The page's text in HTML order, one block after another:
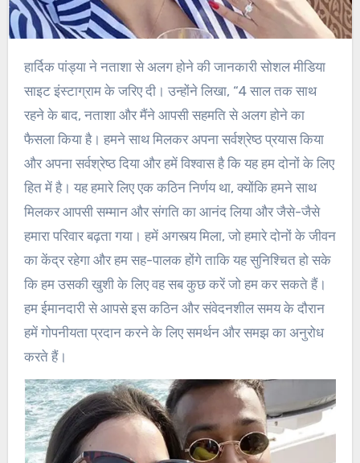
हार्दिक पांड्या ने नताशा से अलग होने की जानकारी सोशल मीडिया
साइट इंस्टाग्राम के जरिए दी। उन्होंने लिखा, “4 साल तक साथ
रहने के बाद, नताशा और मैंने आपसी सहमति से अलग होने का
फैसला किया है। हमने साथ मिलकर अपना सर्वश्रेष्ठ प्रयास किया
और अपना सर्वश्रेष्ठ दिया और हमें विश्वास है कि यह हम दोनों के लिए
हित में है। यह हमारे लिए एक कठिन निर्णय था, क्योंकि हमने साथ
मिलकर आपसी सम्मान और संगति का आनंद लिया और जैसे-जैसे
हमारा परिवार बढ़ता गया। हमें अगस्त्य मिला, जो हमारे दोनों के जीवन
का केंद्र रहेगा और हम सह-पालक होंगे ताकि यह सुनिश्चित हो सके
कि हम उसकी खुशी के लिए वह सब कुछ करें जो हम कर सकते हैं।
हम ईमानदारी से आपसे इस कठिन और संवेदनशील समय के दौरान
हमें गोपनीयता प्रदान करने के लिए समर्थन और समझ का अनुरोध
करते हैं।